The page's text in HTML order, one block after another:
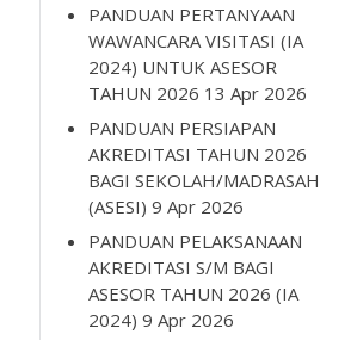
PANDUAN PERTANYAAN
WAWANCARA VISITASI (IA
2024) UNTUK ASESOR
TAHUN 2026 13 Apr 2026
PANDUAN PERSIAPAN
AKREDITASI TAHUN 2026
BAGI SEKOLAH/MADRASAH
(ASESI) 9 Apr 2026
PANDUAN PELAKSANAAN
AKREDITASI S/M BAGI
ASESOR TAHUN 2026 (IA
2024) 9 Apr 2026